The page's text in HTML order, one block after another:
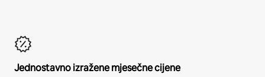
Jednostavno izražene mjesečne cijene